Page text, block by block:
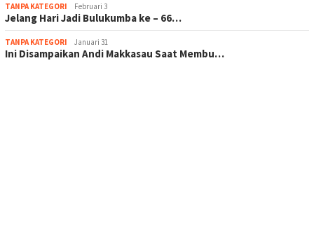
TANPA KATEGORI Februari 3
Jelang Hari Jadi Bulukumba ke – 66…
TANPA KATEGORI Januari 31
Ini Disampaikan Andi Makkasau Saat Membu…